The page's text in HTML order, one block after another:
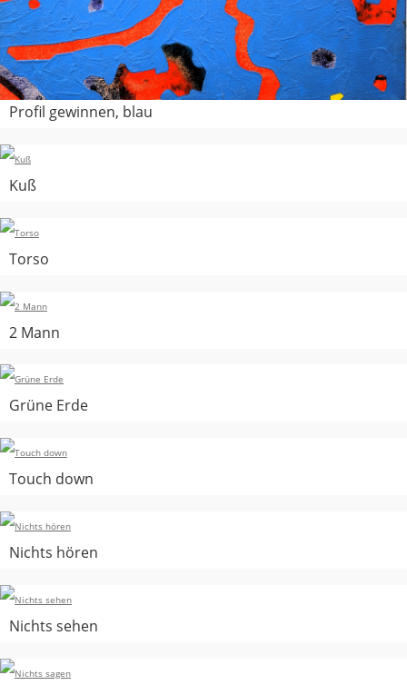
Profil gewinnen, blau
Kuß
Torso
2 Mann
Grüne Erde
Touch down
Nichts hören
Nichts sehen